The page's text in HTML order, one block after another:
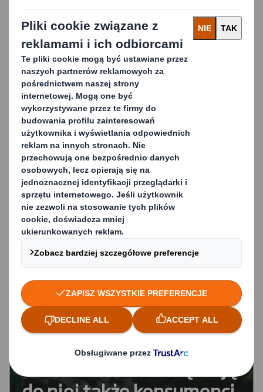
DS Smith wprowadza
nowe opakowanie
pozwalające kontrolować
temperaturę podczas
transportu produktów dla
przemysłu
farmaceutycznego
2025-02-12
Finansowanie,
technologia i wola
polityczna sprzyjają